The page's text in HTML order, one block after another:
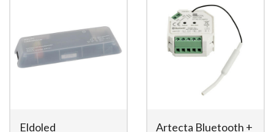
Eldoled
Artecta Bluetooth +